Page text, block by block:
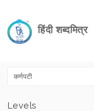
हिंदी शब्दमित्र
Levels